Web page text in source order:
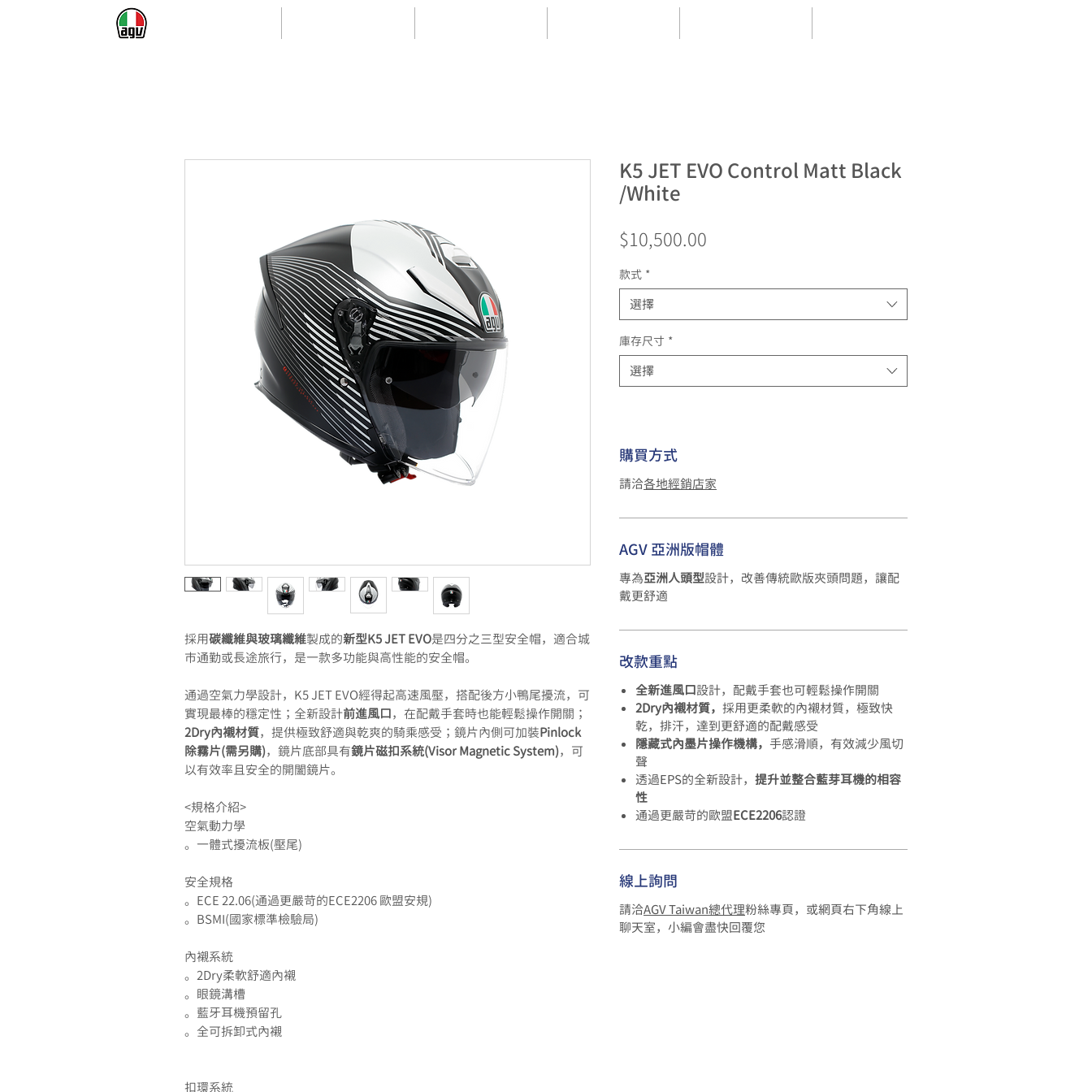
採用碳纖維與玻璃纖維製成的新型K5 JET EVO是四分之三型安全帽，適合城
市通勤或長途旅行，是一款多功能與高性能的安全帽。
通過空氣力學設計，K5 JET EVO經得起高速風壓，搭配後方小鴨尾擾流，可
實現最棒的穩定性；全新設計前進風口，在配戴手套時也能輕鬆操作開關；
2Dry內襯材質，提供極致舒適與乾爽的騎乘感受；鏡片內側可加裝Pinlock
除霧片(需另購)，鏡片底部具有鏡片磁扣系統(Visor Magnetic System)，可
以有效率且安全的開闔鏡片。
<規格介紹>
空氣動力學
。一體式擾流板(壓尾)
安全規格
。ECE 22.06(通過更嚴苛的ECE2206 歐盟安規)
。BSMI(國家標準檢驗局)
內襯系統
。2Dry柔軟舒適內襯
。眼鏡溝槽
。藍牙耳機預留孔
。全可拆卸式內襯
扣環系統
K5 JET EVO Control Matt Black
/White
$10,500.00
款式 *
選擇
庫存尺寸 *
選擇
購買方式
請洽各地經銷店家
AGV 亞洲版帽體
專為亞洲人頭型設計，改善傳統歐版夾頭問題，讓配
戴更舒適
改款重點
全新進風口設計，配戴手套也可輕鬆操作開關
2Dry內襯材質， 採用更柔軟的內襯材質，極致快
乾，排汗，達到更舒適的配戴感受
隱藏式內墨片操作機構， 手感滑順，有效減少風切
聲
透過EPS的全新設計， 提升並整合藍芽耳機的相容
性
通過更嚴苛的歐盟ECE2206認證
線上詢問
請洽AGV Taiwan總代理粉絲專頁，或網頁右下角線上
聊天室，小編會盡快回覆您